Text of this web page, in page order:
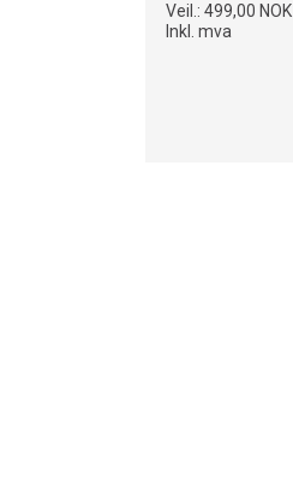
Veil.:499,00 NOK
Inkl. mva